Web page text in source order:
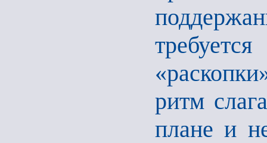
ритм
плане и